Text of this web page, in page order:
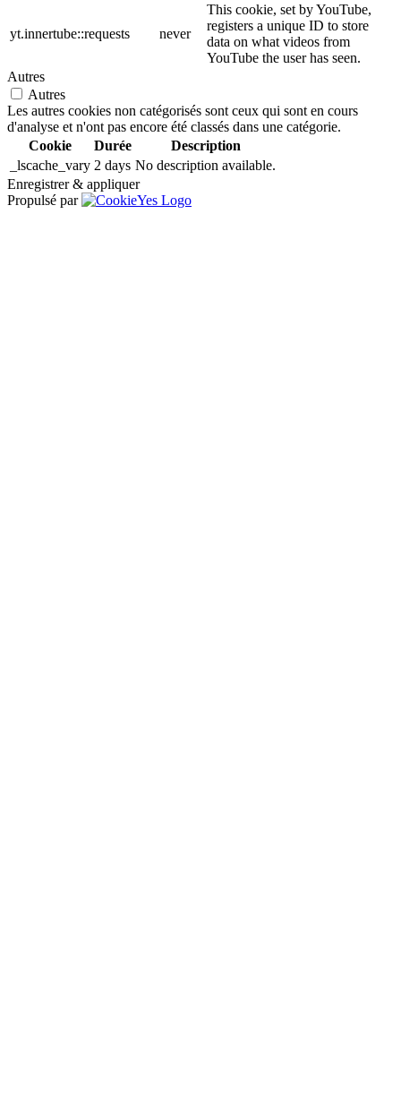
yt.innertube::requests never
This cookie, set by YouTube,
registers a unique ID to store
data on what videos from
YouTube the user has seen.
Autres
Autres
Les autres cookies non catégorisés sont ceux qui sont en cours
d'analyse et n'ont pas encore été classés dans une catégorie.
Cookie
Durée
Description
_lscache_vary 2 days No description available.
Enregistrer & appliquer
Propulsé par